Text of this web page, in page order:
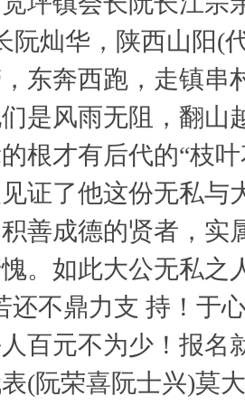
灿华，陕西山阳(
东奔西跑，走镇串
是风雨无阻，翻山
根才有后代的“枝
证了他这份无私
善成德的贤者，实
。如此大公无私之
还不鼎力支 持！于
百元不为少！报名
(阮荣喜阮士兴)莫